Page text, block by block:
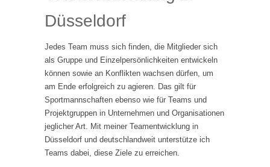
Düsseldorf
Jedes Team muss sich finden, die Mitglieder sich
als Gruppe und Einzelpersönlichkeiten entwickeln
können sowie an Konflikten wachsen dürfen, um
am Ende erfolgreich zu agieren. Das gilt für
Sportmannschaften ebenso wie für Teams und
Projektgruppen in Unternehmen und Organisationen
jeglicher Art. Mit meiner Teamentwicklung in
Düsseldorf und deutschlandweit unterstütze ich
Teams dabei, diese Ziele zu erreichen.